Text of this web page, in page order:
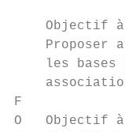
Objectif
Proposer
les bases
F
O   Objectif à